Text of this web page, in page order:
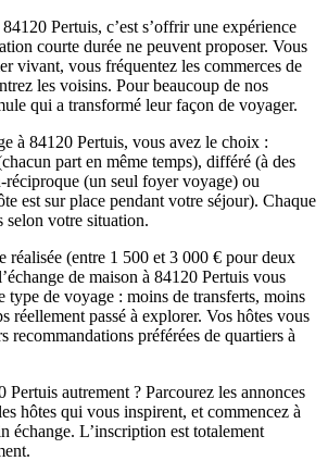
Pertuis, c’est s’offrir une expérience
courte durée ne peuvent proposer. Vous
vivant, vous fréquentez les commerces de
les voisins. Pour beaucoup de nos
qui a transformé leur façon de voyager.
à 84120 Pertuis, vous avez le choix :
part en même temps), différé (à des
réciproque (un seul foyer voyage) ou
est sur place pendant votre séjour). Chaque
selon votre situation.
réalisée (entre 1 500 et 3 000 € pour deux
de maison à 84120 Pertuis vous
type de voyage : moins de transferts, moins
réellement passé à explorer. Vos hôtes vous
recommandations préférées de quartiers à
Pertuis autrement ? Parcourez les annonces
hôtes qui vous inspirent, et commencez à
échange. L’inscription est totalement